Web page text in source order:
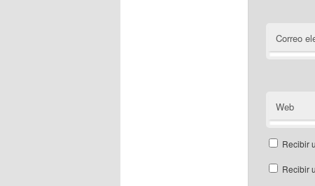
Correo
Web
Recibir
Recibir